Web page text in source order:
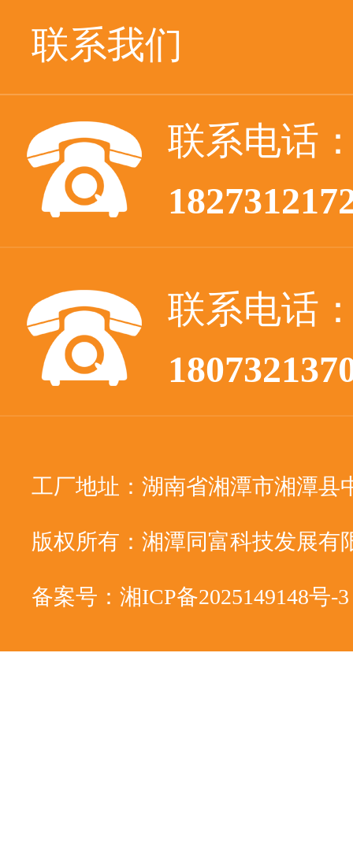
联系我们
联系电话
联系电话
工厂地址：湖南省湘潭市湘潭县
版权所有：湘潭同富科技发展有
备案号：湘ICP备2025149148号-3